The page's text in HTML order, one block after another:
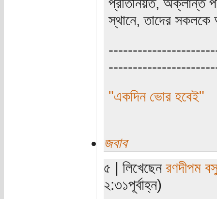
স্থানে, তাদের
"একদিন ভোর হবেই"
জবাব
৫ | লিখেছেন রণদীপম
২:৩১পূর্বাহ্ন)